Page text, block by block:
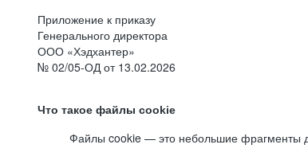
Приложение к приказу
Генерального директора
ООО «Хэдхантер»
№ 02/05-ОД от 13.02.2026
Что такое файлы cookie
Файлы cookie — это небольшие фрагменты